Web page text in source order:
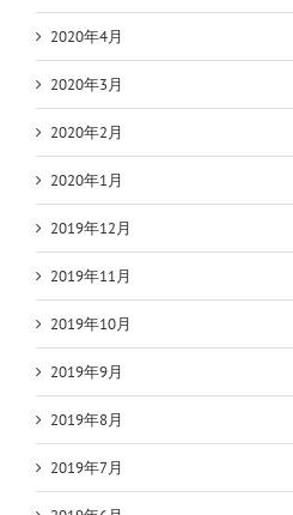
2020年4月
2020年3月
2020年2月
2020年1月
2019年12月
2019年11月
2019年10月
2019年9月
2019年8月
2019年7月